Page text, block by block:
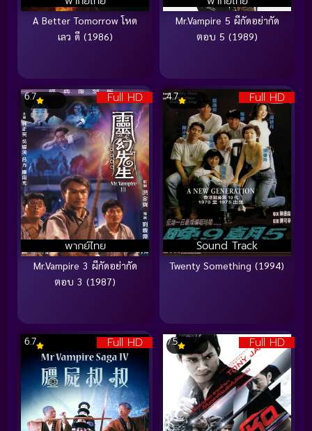
A Better Tomorrow โหด
เลว ดี (1986)
Mr.Vampire 5 ผีกัดอย่ากัด
ตอบ 5 (1989)
Full HD
พากย์ไทย
6.7
Mr.Vampire 3 ผีกัดอย่ากัด
ตอบ 3 (1987)
Full HD
Sound Track
4.7
Twenty Something (1994)
Full HD
6.7 Full HD
7.5